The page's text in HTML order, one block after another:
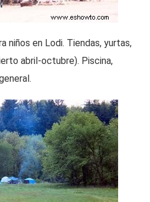
niños en Lodi. Tiendas, yurtas,
abril-octubre). Piscina,